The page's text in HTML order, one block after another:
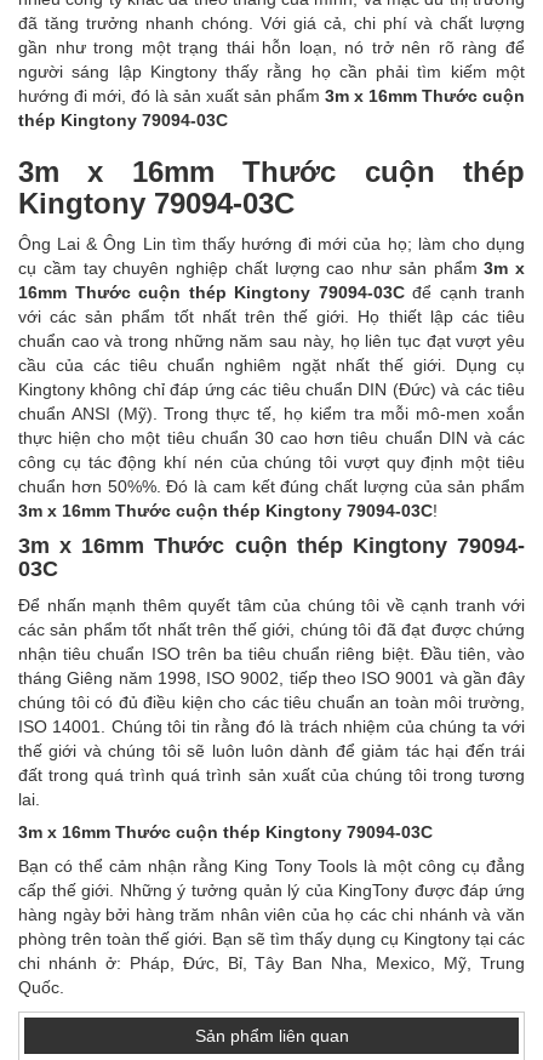
đã tăng trưởng nhanh chóng. Với giá cả, chi phí và chất lượng
gần như trong một trạng thái hỗn loạn, nó trở nên rõ ràng để
người sáng lập Kingtony thấy rằng họ cần phải tìm kiếm một
hướng đi mới, đó là sản xuất sản phẩm 3m x 16mm Thước cuộn
thép Kingtony 79094-03C
3m x 16mm Thước cuộn thép
Kingtony 79094-03C
Ông Lai & Ông Lin tìm thấy hướng đi mới của họ; làm cho dụng
cụ cầm tay chuyên nghiệp chất lượng cao như sản phẩm3m x
16mm Thước cuộn thép Kingtony 79094-03Cđể cạnh tranh
với các sản phẩm tốt nhất trên thế giới. Họ thiết lập các tiêu
chuẩn cao và trong những năm sau này, họ liên tục đạt vượt yêu
cầu của các tiêu chuẩn nghiêm ngặt nhất thế giới. Dụng cụ
Kingtony không chỉ đáp ứng các tiêu chuẩn DIN (Đức) và các tiêu
chuẩn ANSI (Mỹ). Trong thực tế, họ kiểm tra mỗi mô-men xoắn
thực hiện cho một tiêu chuẩn 30 cao hơn tiêu chuẩn DIN và các
công cụ tác động khí nén của chúng tôi vượt quy định một tiêu
chuẩn hơn 50%%. Đó là cam kết đúng chất lượng của sản phẩm
3m x 16mm Thước cuộn thép Kingtony 79094-03C!
3m x 16mm Thước cuộn thép Kingtony 79094-
03C
Để nhấn mạnh thêm quyết tâm của chúng tôi về cạnh tranh với
các sản phẩm tốt nhất trên thế giới, chúng tôi đã đạt được chứng
nhận tiêu chuẩn ISO trên ba tiêu chuẩn riêng biệt. Đầu tiên, vào
tháng Giêng năm 1998, ISO 9002, tiếp theo ISO 9001 và gần đây
chúng tôi có đủ điều kiện cho các tiêu chuẩn an toàn môi trường,
ISO 14001. Chúng tôi tin rằng đó là trách nhiệm của chúng ta với
thế giới và chúng tôi sẽ luôn luôn dành để giảm tác hại đến trái
đất trong quá trình quá trình sản xuất của chúng tôi trong tương
lai.
3m x 16mm Thước cuộn thép Kingtony 79094-03C
Bạn có thể cảm nhận rằng King Tony Tools là một công cụ đẳng
cấp thế giới. Những ý tưởng quản lý của KingTony được đáp ứng
hàng ngày bởi hàng trăm nhân viên của họ các chi nhánh và văn
phòng trên toàn thế giới. Bạn sẽ tìm thấy dụng cụ Kingtony tại các
chi nhánh ở: Pháp, Đức, Bỉ, Tây Ban Nha, Mexico, Mỹ, Trung
Quốc.
Sản phẩm liên quan